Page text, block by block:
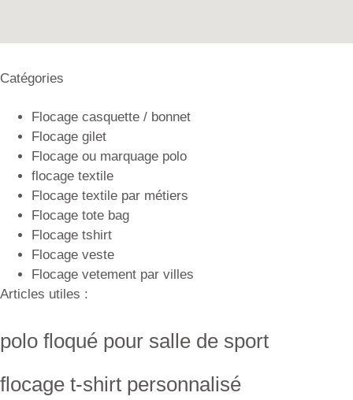
Catégories
Flocage casquette / bonnet
Flocage gilet
Flocage ou marquage polo
flocage textile
Flocage textile par métiers
Flocage tote bag
Flocage tshirt
Flocage veste
Flocage vetement par villes
Articles utiles :
polo floqué pour salle de sport
flocage t-shirt personnalisé